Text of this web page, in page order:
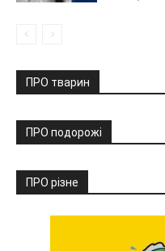
ПРО тварин
ПРО подорожі
ПРО різне